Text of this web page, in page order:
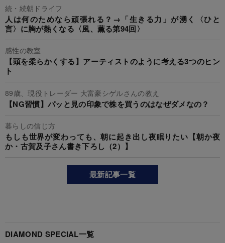
続・続朝ドライフ
人は何のためなら頑張れる？→「生きる力」が湧く〈ひと
言〉に胸が熱くなる〈風、薫る第94回〉
感性の教室
【頭を柔らかくする】アーティストのように考える3つのヒン
ト
89歳、現役トレーダー 大富豪シゲルさんの教え
【NG習慣】パッと見の印象で株を買うのはなぜダメなの？
暮らしの信じ方
もしも世界が変わっても、朝に起き出し夜眠りたい【朝か夜
か・古賀及子さん書き下ろし（2）】
最新記事一覧
DIAMOND SPECIAL一覧